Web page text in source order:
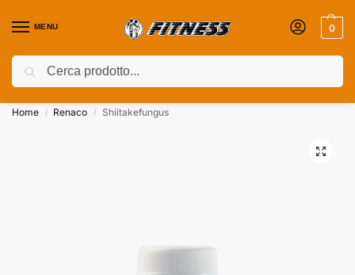
MENU 0
Coupon attivi ⚡ Aggiungili nel Carrello!
Home / Renaco / Shiitakefungus